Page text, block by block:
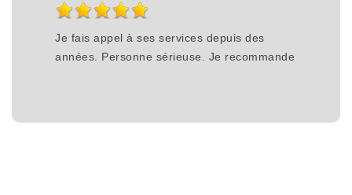
Je fais appel à ses services depuis des
années. Personne sérieuse. Je recommande